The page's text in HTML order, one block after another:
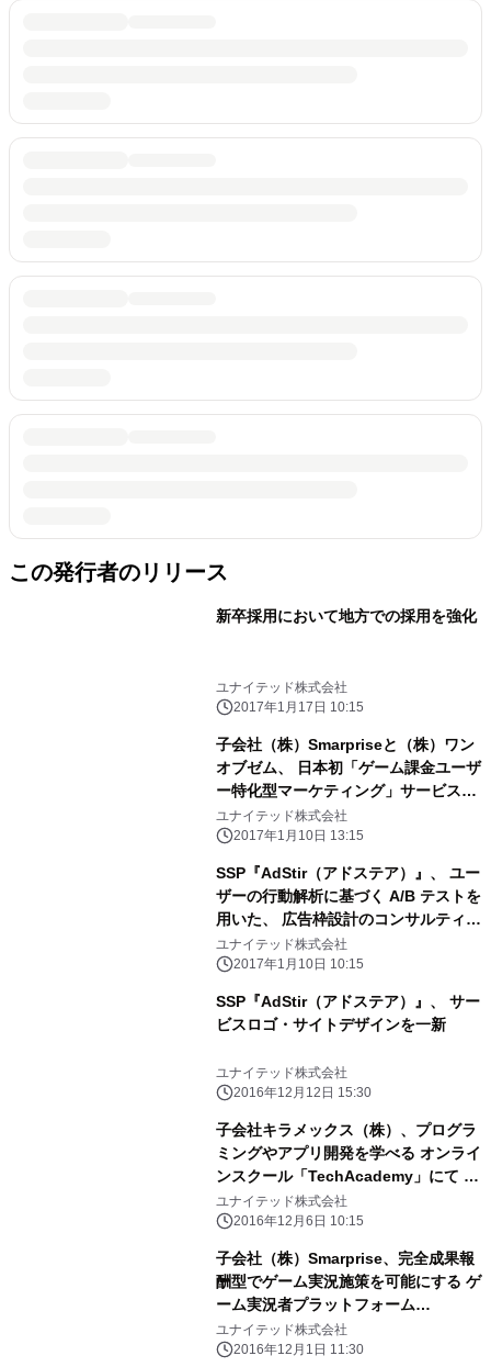
この発行者のリリース
新卒採用において地方での採用を強化
ユナイテッド株式会社
2017年1月17日 10:15
子会社（株）Smarpriseと（株）ワン
オブゼム、 日本初「ゲーム課金ユーザ
ー特化型マーケティング」サービスを
共同開発
ユナイテッド株式会社
2017年1月10日 13:15
SSP『AdStir（アドステア）』、 ユー
ザーの行動解析に基づく A/B テストを
用いた、 広告枠設計のコンサルティン
グを開始
ユナイテッド株式会社
2017年1月10日 10:15
SSP『AdStir（アドステア）』、 サー
ビスロゴ・サイトデザインを一新
ユナイテッド株式会社
2016年12月12日 15:30
子会社キラメックス（株）、プログラ
ミングやアプリ開発を学べる オンライ
ンスクール「TechAcademy」にて オ
ンラインブートキャンプPHP/Laravel
コースの提供を開始
ユナイテッド株式会社
2016年12月6日 10:15
子会社（株）Smarprise、完全成果報
酬型でゲーム実況施策を可能にする ゲ
ーム実況者プラットフォーム
「GAMECAST」正式版をリリース
ユナイテッド株式会社
2016年12月1日 11:30